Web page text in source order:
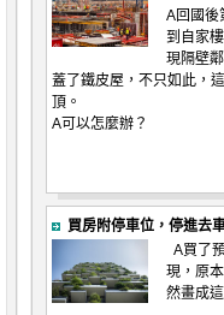
A回國後
到自家
現隔壁
蓋了鐵皮屋，不只如此，
頂。
A可以怎麼辦？
買房附停車位，停進去
A買了
現，原
然畫成